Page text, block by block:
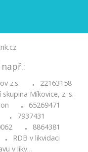
z.s. •
22163158
skupina Míkovice, z. s.
•
65269471
•
7937431
•
8864381
•
RDB v likvidaci
v likv…